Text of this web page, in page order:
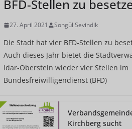
BFD-Stellen zu
27. April 2021 Songül Sevindik
Die Stadt hat vier BFD-Stellen zu
Auch dieses Jahr bietet die
Idar-Oberstein wieder vier Stellen im
Bundesfreiwilligendienst (BFD)
Kirchberg sucht